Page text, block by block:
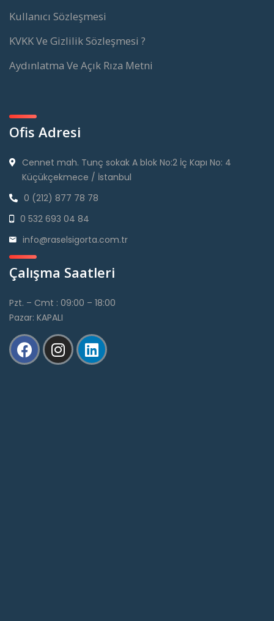
Kullanıcı Sözleşmesi
KVKK Ve Gizlilik Sözleşmesi ?
Aydınlatma Ve Açık Rıza Metni
Ofis Adresi
Cennet mah. Tunç sokak A blok No:2 İç Kapı No: 4
Küçükçekmece / İstanbul
0 (212) 877 78 78
0 532 693 04 84
info@raselsigorta.com.tr
Çalışma Saatleri
Pzt. – Cmt : 09:00 – 18:00
Pazar: KAPALI